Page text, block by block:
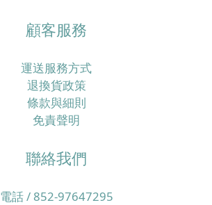
顧客服務
運送服務方式
退換貨政策
條款與細則
免責聲明
聯絡我們
電話 / 852-97647295